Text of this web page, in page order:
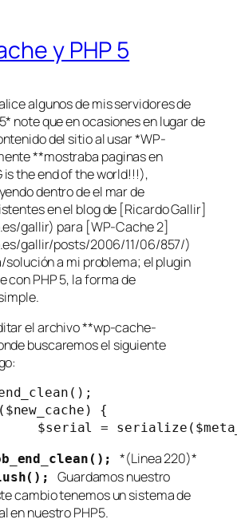
y PHP 5
algunos de mis servidores de
note que en ocasiones en lugar de
del sitio al usar *WP-
**mostraba paginas en
is the end of the world!!!),
dentro de el mar de
en el blog de [Ricardo Gallir]
gallir) para [WP-Cache 2]
gallir/posts/2006/11/06/857/)
a mi problema; el plugin
con PHP 5, la forma de
el archivo **wp-cache-
buscaremos el siguiente
*(Linea 220)*
Guardamos nuestro
cambio tenemos un sistema de
en nuestro PHP5.